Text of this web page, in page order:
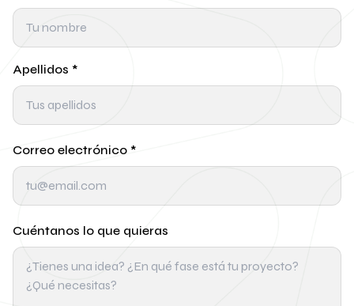
Apellidos *
Correo electrónico *
Cuéntanos lo que quieras